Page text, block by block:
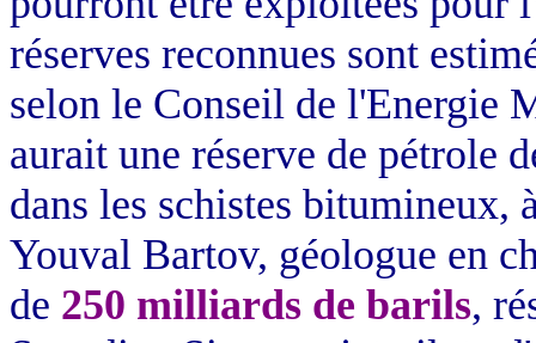
réserves reconnues sont
selon le Conseil de l'Energie
aurait une réserve de pétrole
dans les schistes bitumineux,
Youval Bartov, géologue en
de 250 milliards de barils,